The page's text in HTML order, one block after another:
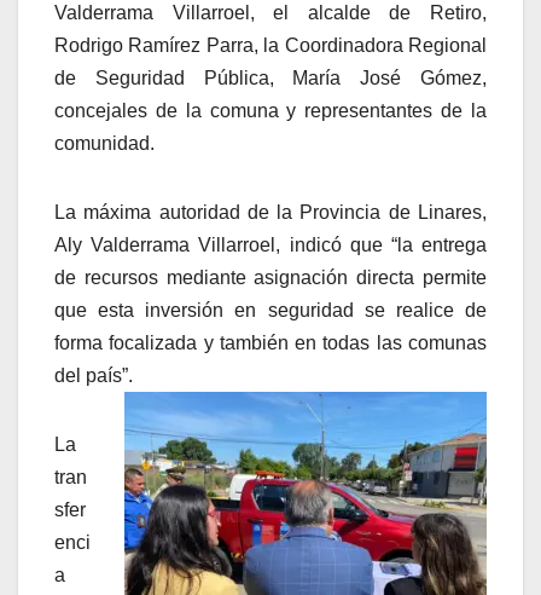
Valderrama Villarroel, el alcalde de Retiro,
Rodrigo Ramírez Parra, la Coordinadora Regional
de Seguridad Pública, María José Gómez,
concejales de la comuna y representantes de la
comunidad.
La máxima autoridad de la Provincia de Linares,
Aly Valderrama Villarroel, indicó que “la entrega
de recursos mediante asignación directa permite
que esta inversión en seguridad se realice de
forma focalizada y también en todas las comunas
del país”.
La
tran
sfer
enci
a